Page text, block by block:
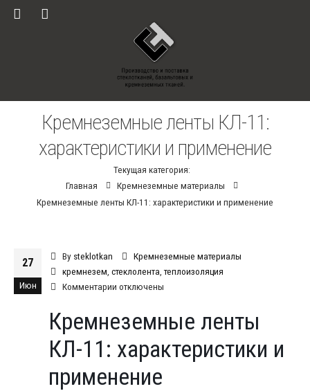
Кремнеземные ленты КЛ-11:
характеристики и применение
Текущая категория:
Главная
Кремнеземные материалы
Кремнеземные ленты КЛ-11: характеристики и применение
27
Июн
By steklotkan
Кремнеземные материалы
кремнезем стеклолента теплоизоляция
Комментариик
Кремнеземные
ленты
КЛ-11:
характеристики
и
отключены
Кремнеземные ленты
КЛ-11: характеристики и
применение